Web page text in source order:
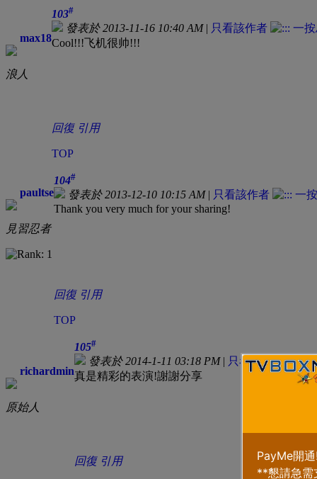
max18
浪人
103#
發表於 2013-11-16 10:40 AM| 只看該作者
Cool!!!飞机很帅!!!
回復 引用
TOP
paultse
見習忍者
104#
發表於 2013-12-10 10:15 AM| 只看該作者
Thank you very much for your sharing!
回復 引用
TOP
richardmin
原始人
105#
發表於 2014-1-11 03:18 PM| 只看該作者
真是精彩的表演!謝謝分享
回復 引用